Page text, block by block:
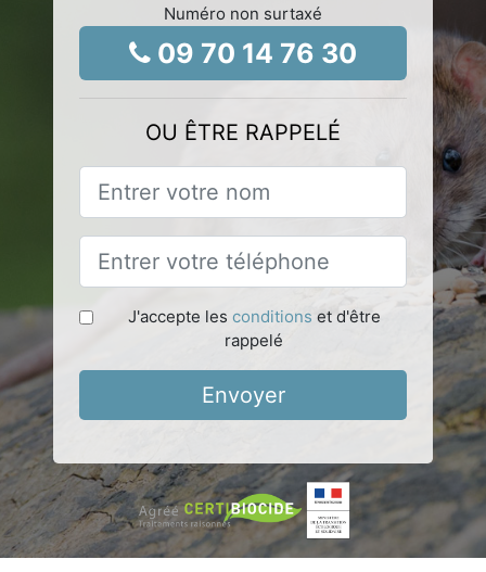
Numéro non surtaxé
09 70 14 76 30
OU ÊTRE RAPPELÉ
J'accepte les conditions et d'être
rappelé
Envoyer